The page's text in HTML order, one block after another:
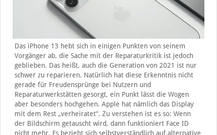
Das iPhone 13 hebt sich in einigen Punkten von seinem
Vorgänger ab, die Sache mit der Reparaturkritik ist jedoch
geblieben. Das heißt, auch die Generation von 2021 ist nur
schwer zu reparieren. Natürlich hat diese Erkenntnis nicht
gerade für Freudensprünge bei Nutzern und
Reparaturwerkstätten gesorgt, ein Punkt lässt die Wogen
aber besonders hochgehen. Apple hat nämlich das Display
mit dem Rest „verheiratet“. Zu verstehen ist es so: Wenn
der Bildschirm getauscht wird, dann funktioniert Face ID
nicht mehr. Es bezieht sich selbstverständlich auf alternative